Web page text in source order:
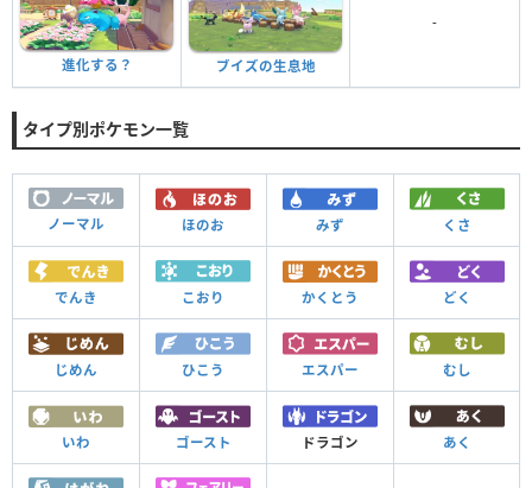
進化する？ ブイズの生息地
-
タイプ別ポケモン一覧
ノーマル ほのお みず くさ
でんき こおり かくとう どく
じめん ひこう エスパー むし
いわ ゴースト ドラゴン あく